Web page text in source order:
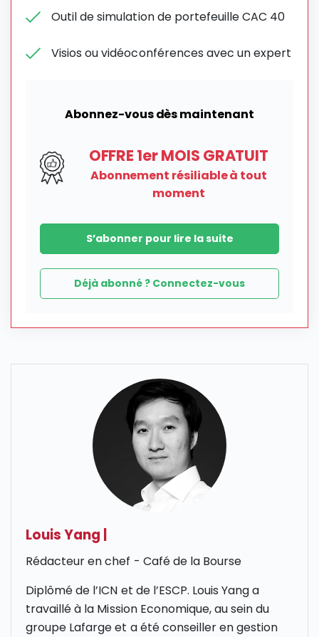
Outil de simulation de portefeuille CAC 40
Visios ou vidéoconférences avec un expert
Abonnez-vous dès maintenant
OFFRE 1er MOIS GRATUIT
Abonnement résiliable à tout
moment
S’abonner pour lire la suite
Déjà abonné ? Connectez-vous
Louis Yang
Rédacteur en chef - Café de la Bourse
Diplômé de l’ICN et de l’ESCP. Louis Yang a
travaillé à la Mission Economique, au sein du
groupe Lafarge et a été conseiller en gestion